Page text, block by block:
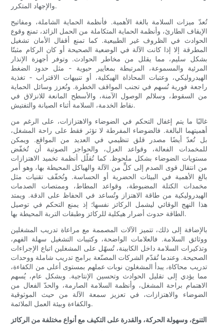
والإجهاد المتكرر.
تُعدّ ميزات السلامة بالغة الأهمية. فأنظمة الحماية الشاملة، ومفاتيح
الإيقاف الطارئ، وأنظمة الحماية المتكاملة من الحمل الزائد، تمنع وقوع
الحوادث في الظروف غير الطبيعية. كما تمنع أقفال الأمان تشغيل
المطرقة إلا إذا كانت الآلة في الوضعية الصحيحة أو كان الركام مثبتًا
بشكل سليم، مما يقلل من مخاطر الحوادث. وتوفر أجهزة الإنذار
المرئية والمسموعة، المرتبطة بمعايير حيوية - مثل حدود الضغط
الهيدروليكي، وعتبات المحاذاة الهيكلية، أو تنبيهات الاقتراب - تغذية
راجعة فورية تُسهم في تجنب المواقف الخطرة. وتُعزز وسائل الحماية
من السقوط، وسلالم الوصول الآمنة، والأسطح المانعة للانزلاق في
نقاط الخدمة، السلامة أثناء الصيانة والتفتيش.
غالبًا ما يتم إغفال التحكم في الضوضاء والاهتزازات، على الرغم من
أهميتهما البالغة. فالضوضاء المفرطة لا تؤثر فقط على راحة المشغل،
بل تُعدّ أيضًا مصدر قلق تنظيمي في العديد من المواقع. ويمكن
للمخمدات الفعالة، وقواعد العزل، والحواجز الصوتية أن تُخفّض
مستويات الضوضاء بشكل ملحوظ. كما تُقلّل أنظمة تخميد الاهتزازات
من انتقال قوى الصدم إلى كلٍّ من الآلة والهياكل المحيطة بها، وهو أمر
بالغ الأهمية في البيئات الحضرية أو الحساسة. وتُخفّف تقنيات مثل
مخمدات الكتلة المضبوطة، وقواعد المطاط، وممتصات الصدمات
الهيدروليكية من طاقة الاهتزاز وتُساعد في الحفاظ على الدقة. ويمتد
هذا النهج الوقائي ليشمل الركائز نفسها؛ إذ يمنع التحكم في توصيل
الطاقة حدوث أضرار هيكلية للركائز وطبقات التربة المحيطة بها.
بالإضافة إلى ذلك، تتميز الآلات المصممة مع مراعاة تدريب المشغلين
ووثائق السلامة. فالعلامات الواضحة، وكتيبات التشغيل سهلة الفهم،
وتذكيرات السلامة داخل الكابينة، تُسهّل على المشغلين اتباع الإجراءات
الصحيحة. وعندما تُقدّم الشركات المصنّعة برامج تدريب شاملة ووحدات
تدريب محاكاة، يبدأ المشغلون نوبات عملهم بمستوى أعلى من الكفاءة،
مما يؤدي إلى تقليل الحوادث وتحسين الإنتاجية. وبشكل عام، يُسهم
الاهتمام براحة المشغل، وأنظمة السلامة الصارمة، والحدّ الفعال من
الضوضاء والاهتزازات، في تعزيز سمعة الآلة من حيث الموثوقية
والكفاءة وبيئة العمل الملائمة.
التنوع، وسهولة الحركة، والقدرة على التكيف مع أنواع مختلفة من الركائز